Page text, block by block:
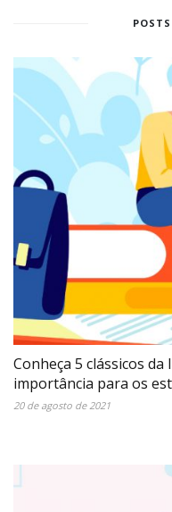
Conheça 5 clássicos
importância para os
20 de agosto de 2021